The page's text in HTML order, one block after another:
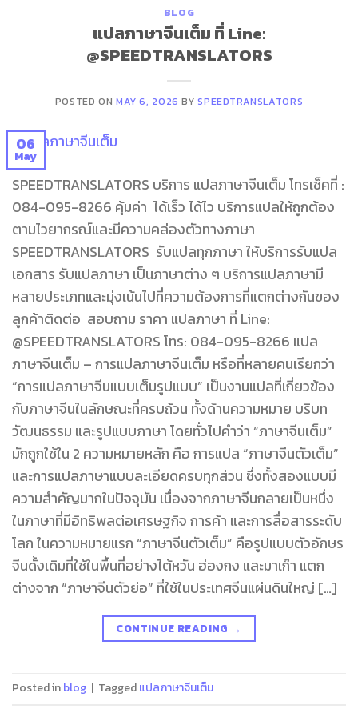
BLOG
แปลภาษาจีนเต็ม ที่ Line:
@SPEEDTRANSLATORS
POSTED ONMAY 6, 2026 BYSPEEDTRANSLATORS
06
May
SPEEDTRANSLATORS บริการ แปลภาษาจีนเต็ม โทรเช็คที่ :
084-095-8266 คุ้มค่า ได้เร็ว ได้ไว บริการแปลให้ถูกต้อง
ตามไวยากรณ์และมีความคล่องตัวทางภาษา
SPEEDTRANSLATORS รับแปลทุกภาษา ให้บริการรับแปล
เอกสาร รับแปลภาษา เป็นภาษาต่าง ๆ บริการแปลภาษามี
หลายประเภทและมุ่งเน้นไปที่ความต้องการที่แตกต่างกันของ
ลูกค้าติดต่อ สอบถาม ราคา แปลภาษา ที่ Line:
@SPEEDTRANSLATORS โทร: 084-095-8266 แปล
ภาษาจีนเต็ม – การแปลภาษาจีนเต็ม หรือที่หลายคนเรียกว่า
“การแปลภาษาจีนแบบเต็มรูปแบบ” เป็นงานแปลที่เกี่ยวข้อง
กับภาษาจีนในลักษณะที่ครบถ้วน ทั้งด้านความหมาย บริบท
วัฒนธรรม และรูปแบบภาษา โดยทั่วไปคำว่า “ภาษาจีนเต็ม”
มักถูกใช้ใน 2 ความหมายหลัก คือ การแปล “ภาษาจีนตัวเต็ม”
และการแปลภาษาแบบละเอียดครบทุกส่วน ซึ่งทั้งสองแบบมี
ความสำคัญมากในปัจจุบัน เนื่องจากภาษาจีนกลายเป็นหนึ่ง
ในภาษาที่มีอิทธิพลต่อเศรษฐกิจ การค้า และการสื่อสารระดับ
โลก ในความหมายแรก “ภาษาจีนตัวเต็ม” คือรูปแบบตัวอักษร
จีนดั้งเดิมที่ใช้ในพื้นที่อย่างไต้หวัน ฮ่องกง และมาเก๊า แตก
ต่างจาก “ภาษาจีนตัวย่อ” ที่ใช้ในประเทศจีนแผ่นดินใหญ่ […]
CONTINUE READING →
Posted inblog | Taggedแปลภาษาจีนเต็ม